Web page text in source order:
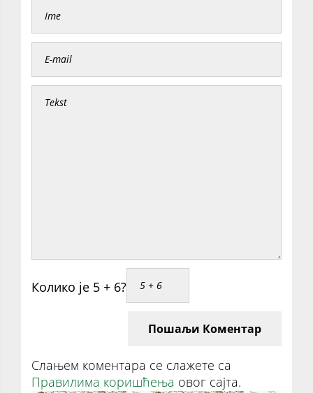
Колико је 5 + 6?
Пошаљи Коментар
Слањем коментара се слажете са
Правилима коришћења овог сајта.